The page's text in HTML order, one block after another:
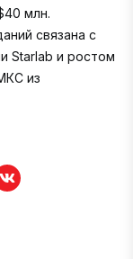
млн.
связана с
Starlab и ростом
из
вКонтакте